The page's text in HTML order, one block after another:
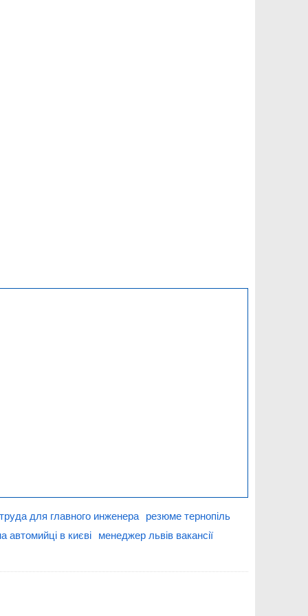
для главного инженера
резюме тернопіль
автомийці в києві
менеджер львів вакансії